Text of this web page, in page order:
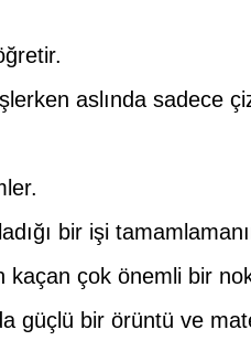
aslında sadece
bir işi
kaçan çok önemli bir
güçlü bir örüntü ve